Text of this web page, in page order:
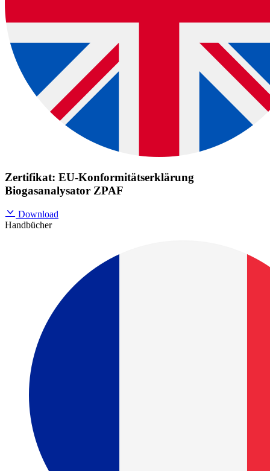
Zertifikat: EU-Konformitätserklärung
Biogasanalysator ZPAF
Download
Handbücher